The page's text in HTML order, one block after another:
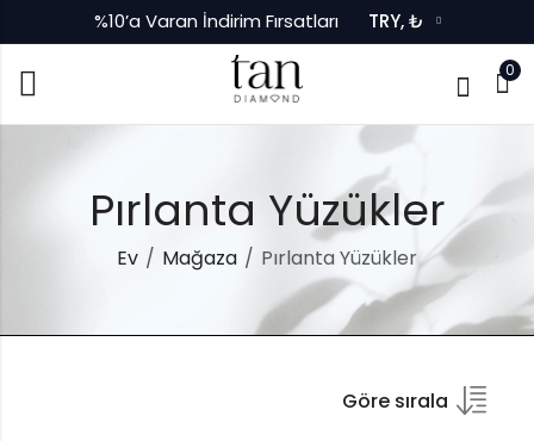
%10’a Varan İndirim Fırsatları TRY, ₺
0
Pırlanta Yüzükler
Ev Mağaza Pırlanta Yüzükler
Göre sırala